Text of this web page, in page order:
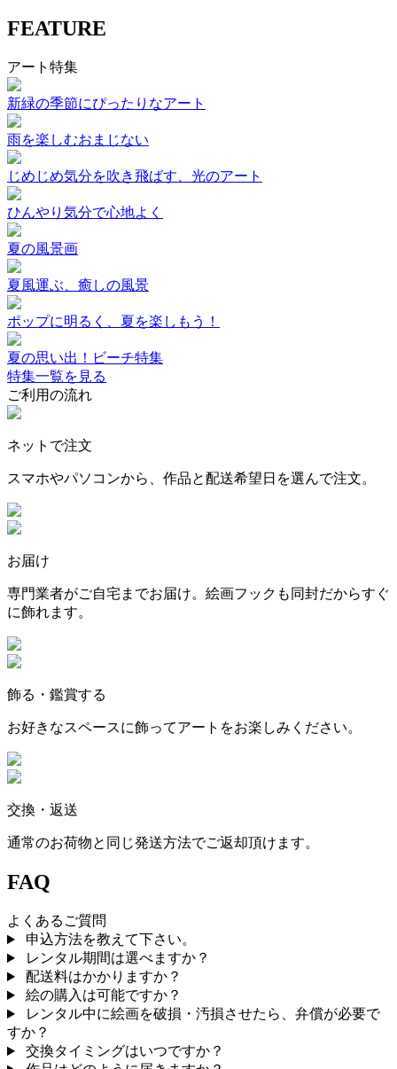
FEATURE
アート特集
新緑の季節にぴったりなアート
雨を楽しむおまじない
じめじめ気分を吹き飛ばす、光のアート
ひんやり気分で心地よく
夏の風景画
夏風運ぶ、癒しの風景
ポップに明るく、夏を楽しもう！
夏の思い出！ビーチ特集
特集一覧を見る
ご利用の流れ
ネットで注文
スマホやパソコンから、作品と配送希望日を選んで注文。
お届け
専門業者がご自宅までお届け。絵画フックも同封だからすぐ
に飾れます。
飾る・鑑賞する
お好きなスペースに飾ってアートをお楽しみください。
交換・返送
通常のお荷物と同じ発送方法でご返却頂けます。
FAQ
よくあるご質問
申込方法を教えて下さい。
レンタル期間は選べますか？
配送料はかかりますか？
絵の購入は可能ですか？
レンタル中に絵画を破損・汚損させたら、弁償が必要で
すか？
交換タイミングはいつですか？